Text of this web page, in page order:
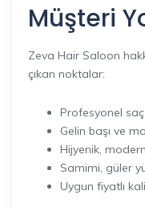
Müşteri
Zeva Hair Saloon
çıkan noktalar:
Profesyonel
Gelin başı ve
Hijyenik,
Samimi, güler
Uygun fiyatlı